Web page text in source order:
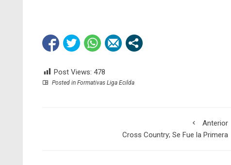
Post Views: 478
Posted in Formativas Liga Ecilda
Anterior
Cross Country; Se Fue la Primera